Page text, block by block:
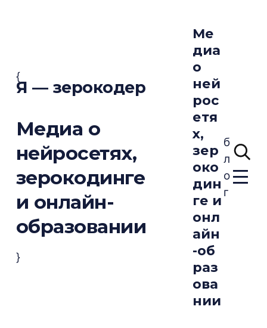
{
Я — зерокодер
Медиа о
нейросетях,
зерокодинге
и онлайн-
образовании
}
Ме
диа
о
ней
рос
етя
х,
зер
око
дин
ге и
онл
айн
-об
раз
ова
нии
б
л
о
г